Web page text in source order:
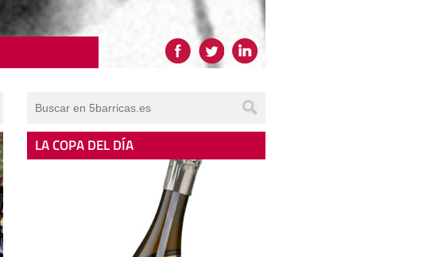
LA COPA DEL DÍA